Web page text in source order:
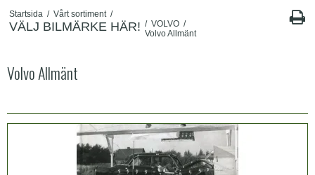
Startsida / Vårt sortiment /
VÄLJ BILMÄRKE HÄR! / VOLVO /
Volvo Allmänt
Volvo Allmänt